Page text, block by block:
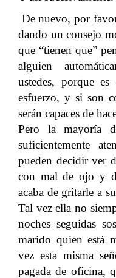
De nuevo, por
dando un consejo
que “tienen que”
alguien
ustedes, porque
esfuerzo, y si son
serán capaces de
Pero la mayoría
suficientemente
pueden decidir ver
con mal de ojo y
acaba de gritarle a
Tal vez ella no
noches seguidas
marido quien está
vez esta misma
pagada de oficina,